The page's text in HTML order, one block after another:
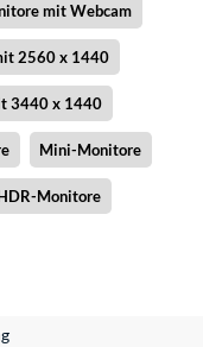
mit Webcam
2560 x 1440
3440 x 1440
Mini-Monitore
Monitore